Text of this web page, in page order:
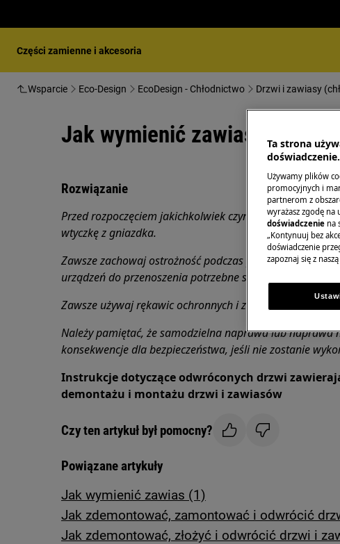
Części zamienne i akcesoria
Wsparcie Eco-Design EcoDesign - Chłodnictwo Drzwi i zawiasy
Jak wymienić zawias (61)
Rozwiązanie
Przed rozpoczęciem jakichkolwiek czynności
wtyczkę zgniazdka.
Zawsze zachowaj ostrożność podczas przenoszenia
urządzeń do przenoszenia potrzebne są dwie osoby.
Zawsze używaj rękawic ochronnych i załączonego obuwia.
Należy pamiętać, że samodzielna naprawa lub naprawa
konsekwencje dla bezpieczeństwa, jeśli nie zostanie
Instrukcje dotyczące odwróconych drzwi
demontażu i montażu drzwi i zawiasów
Czy ten artykuł był pomocny?
Powiązane artykuły
Jak wymienić zawias (1)
Jak zdemontować, zamontować i odwrócić
Jak zdemontować, złożyć i odwrócić drzwi i
Ta strona
doświadczenie.
Używamy plików
promocyjnych i
partnerom z
wyrażasz zgodę na
doświadczenie na
„Kontynuuj bez
doświadczenie
zapoznaj się z naszą